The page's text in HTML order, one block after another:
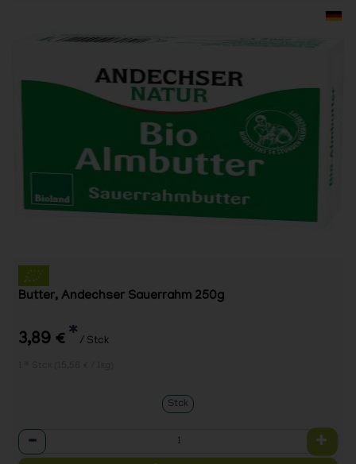
Butter, Andechser Sauerrahm 250g
3,89 € * / Stck
Stck
Anzahl